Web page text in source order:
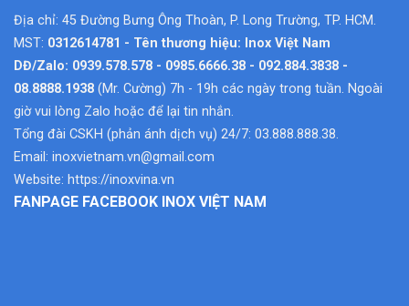
Địa chỉ: 45 Đường Bưng Ông Thoàn, P. Long Trường, TP. HCM.
MST: 0312614781 - Tên thương hiệu: Inox Việt Nam
DĐ/Zalo: 0939.578.578 - 0985.6666.38 - 092.884.3838 -
08.8888.1938 (Mr. Cường) 7h - 19h các ngày trong tuần. Ngoài
giờ vui lòng Zalo hoặc để lại tin nhắn.
Tổng đài CSKH (phản ánh dịch vụ) 24/7: 03.888.888.38.
Email: inoxvietnam.vn@gmail.com
Website: https://inoxvina.vn
FANPAGE FACEBOOK INOX VIỆT NAM